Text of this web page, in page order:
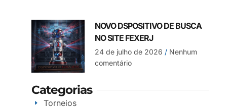
NOVO DSPOSITIVO DE BUSCA
NO SITE FEXERJ
24 de julho de 2026 Nenhum
comentário
Categorias
Torneios